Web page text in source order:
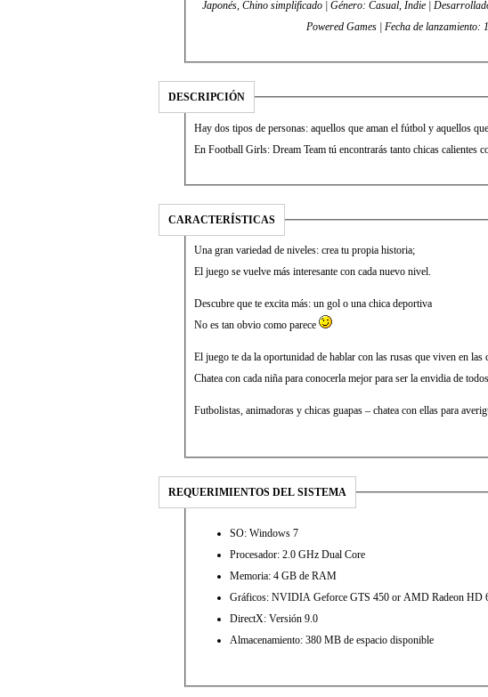
Japonés, Chino simplificado | Género: Casual, Indie | Desarrollador: Coffee-Powered Games | Editor: Coffee-
Powered Games | Fecha de lanzamiento:
DESCRIPCIÓN
Hay dos tipos de personas: aquellos que aman el fútbol y aquellos
En Football Girls: Dream Team tú encontrarás tanto chicas calientes
CARACTERÍSTICAS
Una gran variedad de niveles: crea tu propia historia;
El juego se vuelve más interesante con cada nuevo nivel.
Descubre que te excita más: un gol o una chica deportiva
No es tan obvio como parece
El juego te da la oportunidad de hablar con las rusas que viven en
Chatea con cada niña para conocerla mejor para ser la envidia de
Futbolistas, animadoras y chicas guapas – chatea con ellas para
REQUERIMIENTOS DEL SISTEMA
SO: Windows 7
Procesador: 2.0 GHz Dual Core
Memoria: 4 GB de RAM
Gráficos: NVIDIA Geforce GTS 450 or AMD Radeon HD
DirectX: Versión 9.0
Almacenamiento: 380 MB de espacio disponible